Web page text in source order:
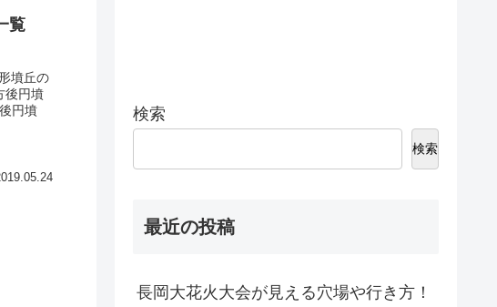
覧
墳丘の
後円墳
円墳
検索
検索
最近の投稿
長岡大花火大会が見える穴場や行き方！